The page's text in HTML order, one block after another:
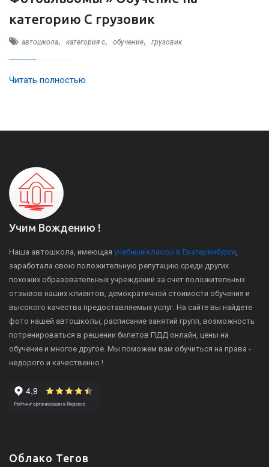
категорию C грузовик
автошкола, категория c, обучение, грузовик
Читать полностью
Учим Вождению !
Наша автошкола, имеющая учебные классы в Екатеринбурге,
заработала свою положительную репутацию среди других
похожих образовательных учреждений за счет положительных
отзывов наших клиентов, демократичной стоимости обучения и
высокого качества предоставляемых услуг. На сайте вы найдете
фото нашей автошколы, расписание занятий групп, возможность
потренироваться в решении билетов ПДД онлайн, цены на
обучение и многое другое. Мы поможем вам обучиться на права -
недорого и качественно !
Облако Тегов